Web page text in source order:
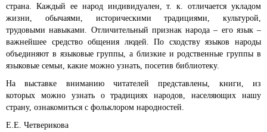
страна. Каждый ее народ индивидуален, т. к. отличается укладом
жизни, обычаями, историческими традициями, культурой,
трудовыми навыками. Отличительный признак народа – его язык –
важнейшее средство общения людей. По сходству языков народы
объединяют в языковые группы, а близкие и родственные группы в
языковые семьи, какие можно узнать, посетив библиотеку.
На выставке вниманию читателей представлены, книги, из
которых можно узнать о традициях народов, населяющих нашу
страну, ознакомиться с фольклором народностей.
Е.Е. Четверикова